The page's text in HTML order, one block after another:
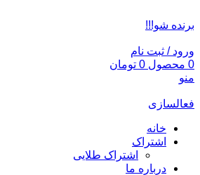
برنده شو!!!
ورود / ثبت نام
0 محصول 0 تومان
منو
فعالسازی
خانه
اشتراک
اشتراک طلایی
درباره ما